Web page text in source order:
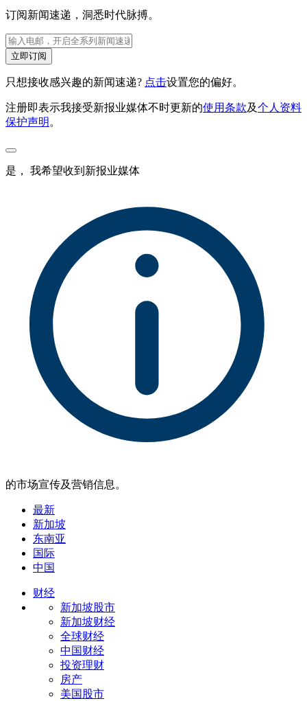
订阅新闻速递，洞悉时代脉搏。
立即订阅
只想接收感兴趣的新闻速递? 点击设置您的偏好。
注册即表示我接受新报业媒体不时更新的使用条款及个人资料
保护声明 。
是， 我希望收到新报业媒体
的市场宣传及营销信息。
最新
新加坡
东南亚
国际
中国
财经
新加坡股市
新加坡财经
全球财经
中国财经
投资理财
房产
美国股市